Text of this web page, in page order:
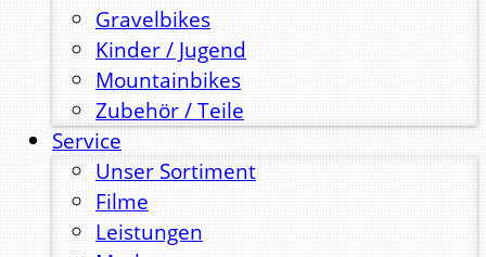
Gravelbikes
Kinder / Jugend
Mountainbikes
Zubehör / Teile
Service
Unser Sortiment
Filme
Leistungen